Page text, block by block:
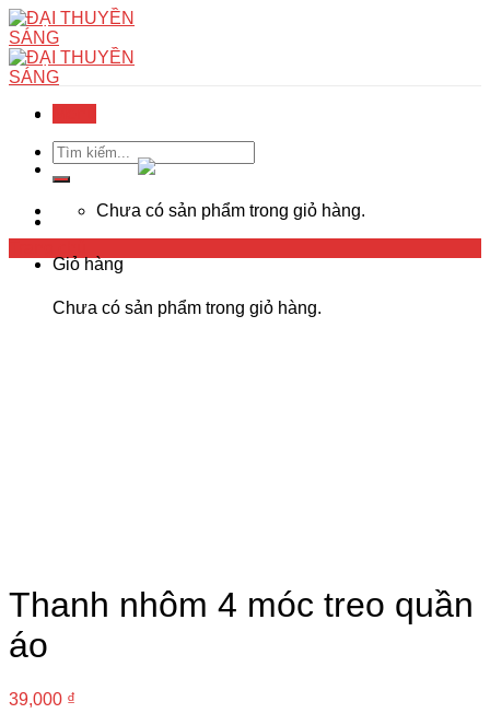
Skip
to
content
Giỏ hàng
Chưa có sản phẩm trong giỏ hàng.
Tìm
kiếm:
Chưa có sản phẩm trong giỏ hàng.
Thanh nhôm 4 móc treo quần
áo
39,000 ₫